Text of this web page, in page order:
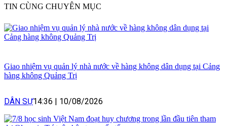
TIN CÙNG CHUYÊN MỤC
Giao nhiệm vụ quản lý nhà nước về hàng không dân dụng tại Cảng
hàng không Quảng Trị
DÂN SỰ14:36 10/08/2026